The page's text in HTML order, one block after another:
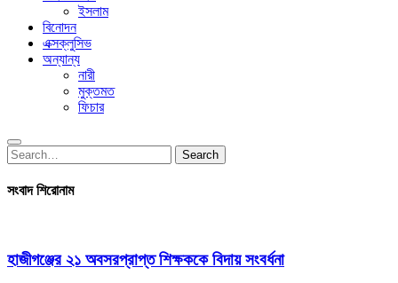
ইসলাম
বিনোদন
এক্সক্লুসিভ
অন্যান্য
নারী
মুক্তমত
ফিচার
Search
for:
Search
সংবাদ শিরোনাম
হাজীগঞ্জের ২১ অবসরপ্রাপ্ত শিক্ষককে বিদায় সংবর্ধনা